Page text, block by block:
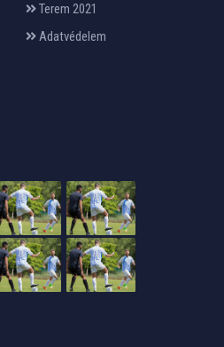
Terem 2021
Adatvédelem